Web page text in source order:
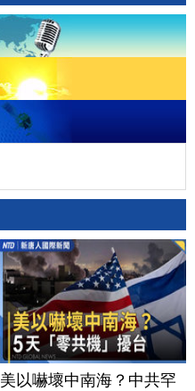
美以嚇壞中南海？中共罕